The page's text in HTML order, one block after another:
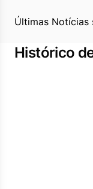
Últimas Notícias
Histórico